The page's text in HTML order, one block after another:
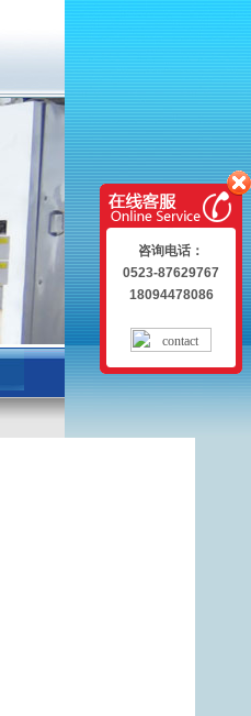
咨询电话：
0523-87629767
18094478086